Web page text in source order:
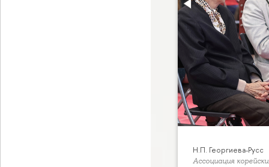
Н.П. Георгиева-Русс
Ассоциация